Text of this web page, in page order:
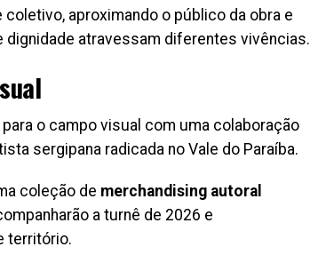
aproximando o público da obra e
atravessam diferentes vivências.
o campo visual com uma colaboração
sergipana radicada no Vale do Paraíba.
coleção de merchandising autoral
a turnê de 2026 e
território.